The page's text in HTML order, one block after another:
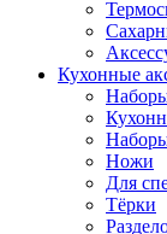
Кухонные
Ножи
Для
Тёрки